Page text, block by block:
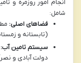
انجام امور روزمره و
شامل:
فضاهای اصلی:
(تابستانه و
سیستم تامین آب:
دولت آبادی و